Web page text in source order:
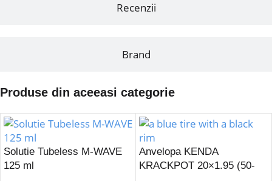
Recenzii
Brand
Produse din aceeasi categorie
Solutie Tubeless M-WAVE
125 ml
Anvelopa KENDA
KRACKPOT 20×1.95 (50-